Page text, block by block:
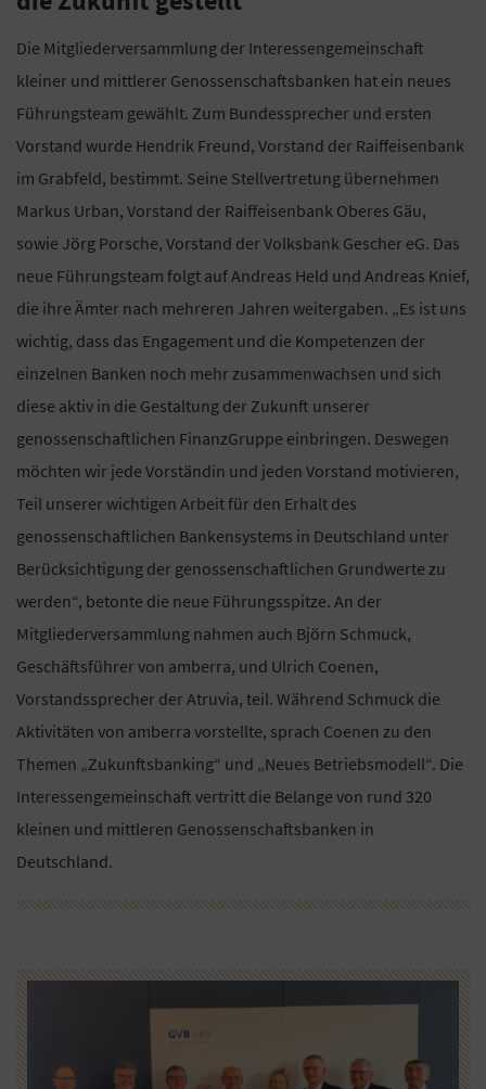
Die Mitgliederversammlung der Interessengemeinschaft
kleiner und mittlerer Genossenschaftsbanken hat ein neues
Führungsteam gewählt. Zum Bundessprecher und ersten
Vorstand wurde Hendrik Freund, Vorstand der Raiffeisenbank
im Grabfeld, bestimmt. Seine Stellvertretung übernehmen
Markus Urban, Vorstand der Raiffeisenbank Oberes Gäu,
sowie Jörg Porsche, Vorstand der Volksbank Gescher eG. Das
neue Führungsteam folgt auf Andreas Held und Andreas Knief,
die ihre Ämter nach mehreren Jahren weitergaben. „Es ist uns
wichtig, dass das Engagement und die Kompetenzen der
einzelnen Banken noch mehr zusammenwachsen und sich
diese aktiv in die Gestaltung der Zukunft unserer
genossenschaftlichen FinanzGruppe einbringen. Deswegen
möchten wir jede Vorständin und jeden Vorstand motivieren,
Teil unserer wichtigen Arbeit für den Erhalt des
genossenschaftlichen Bankensystems in Deutschland unter
Berücksichtigung der genossenschaftlichen Grundwerte zu
werden“, betonte die neue Führungsspitze. An der
Mitgliederversammlung nahmen auch Björn Schmuck,
Geschäftsführer von amberra, und Ulrich Coenen,
Vorstandssprecher der Atruvia, teil. Während Schmuck die
Aktivitäten von amberra vorstellte, sprach Coenen zu den
Themen „Zukunftsbanking“ und „Neues Betriebsmodell“. Die
Interessengemeinschaft vertritt die Belange von rund 320
kleinen und mittleren Genossenschaftsbanken in
Deutschland.